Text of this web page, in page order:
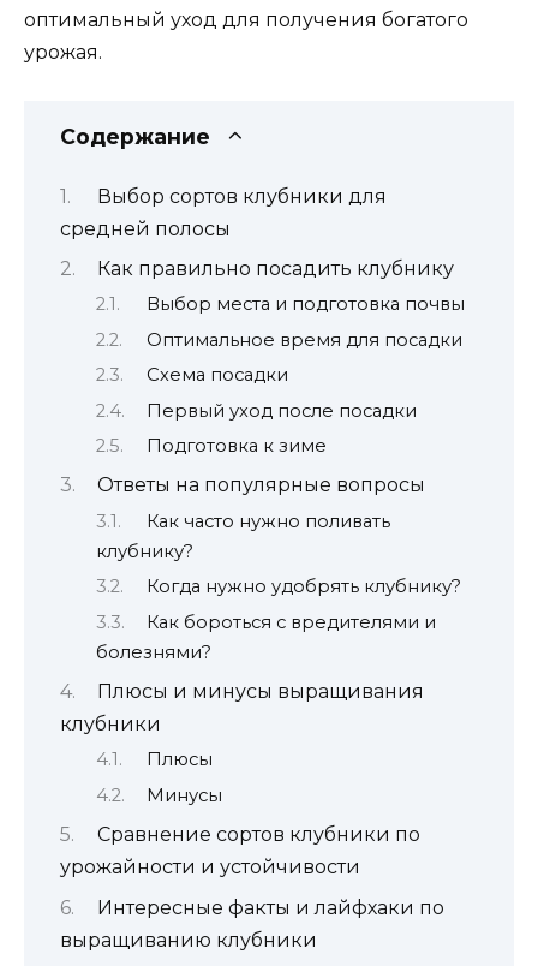
оптимальный уход для получения богатого
урожая.
Содержание
Выбор сортов клубники для
средней полосы
Как правильно посадить клубнику
Выбор места и подготовка почвы
Оптимальное время для посадки
Схема посадки
Первый уход после посадки
Подготовка к зиме
Ответы на популярные вопросы
Как часто нужно поливать
клубнику?
Когда нужно удобрять клубнику?
Как бороться с вредителями и
болезнями?
Плюсы и минусы выращивания
клубники
Плюсы
Минусы
Сравнение сортов клубники по
урожайности и устойчивости
Интересные факты и лайфхаки по
выращиванию клубники